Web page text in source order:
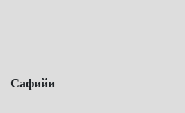
Сафийи